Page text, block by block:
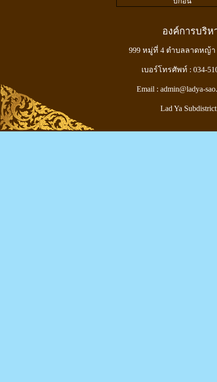
องค์การบริ
999 หมู่ที่ 4 ตำบลลาดหญ้า
เบอร์โทรศัพท์ : 034-
Email : admin@ladya-
Lad Ya